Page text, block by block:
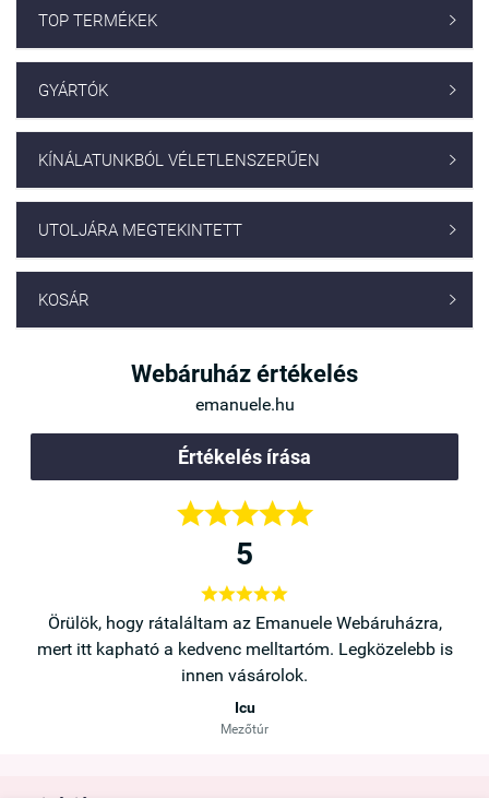
TOP TERMÉKEK 
GYÁRTÓK 
KÍNÁLATUNKBÓL VÉLETLENSZERŰEN 
UTOLJÁRA MEGTEKINTETT 
KOSÁR 
Webáruház értékelés
emanuele.hu
Értékelés írása

5

Örülök, hogy rátaláltam az Emanuele Webáruházra,
mert itt kapható a kedvenc melltartóm. Legközelebb is
innen vásárolok.
Icu
Mezőtúr